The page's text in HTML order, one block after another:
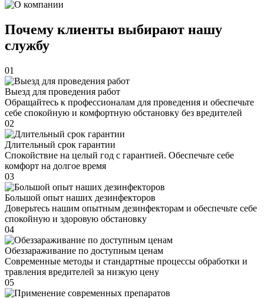
Почему клиенты выбирают нашу
службу
01
Выезд для проведения работ
Обращайтесь к профессионалам для проведения и обеспечьте
себе спокойную и комфортную обстановку без вредителей
02
Длительный срок гарантии
Спокойствие на целый год с гарантией. Обеспечьте себе
комфорт на долгое время
03
Большой опыт наших дезинфекторов
Доверьтесь нашим опытным дезинфекторам и обеспечьте себе
спокойную и здоровую обстановку
04
Обеззараживание по доступным ценам
Современные методы и стандартные процессы обработки и
травления вредителей за низкую цену
05